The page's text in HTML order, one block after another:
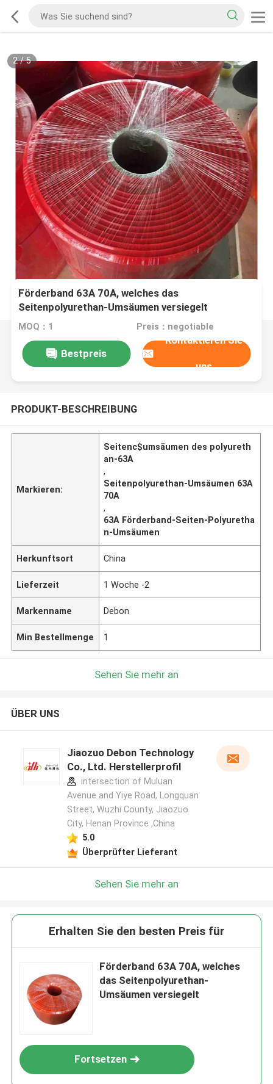
2/5
Förderband 63A 70A, welches das
Seitenpolyurethan-Umsäumen versiegelt
MOQ：1 Preis：negotiable
Bestpreis
Kontaktieren Sie
uns
PRODUKT-BESCHREIBUNG
Markieren:
Seitenc$umsäumen des polyureth
an-63A
,
Seitenpolyurethan-Umsäumen 63A
70A
,
63A Förderband-Seiten-Polyuretha
n-Umsäumen
Herkunftsort China
Lieferzeit 1 Woche -2
Markenname Debon
Min Bestellmenge 1
Sehen Sie mehr an
ÜBER UNS
Jiaozuo Debon Technology
Co., Ltd. Herstellerprofil
intersection of Muluan
Avenue and Yiye Road, Longquan
Street, Wuzhi County, Jiaozuo
City, Henan Province ,China
5.0
Überprüfter Lieferant
Sehen Sie mehr an
Erhalten Sie den besten Preis für
Förderband 63A 70A, welches
das Seitenpolyurethan-
Umsäumen versiegelt
Fortsetzen